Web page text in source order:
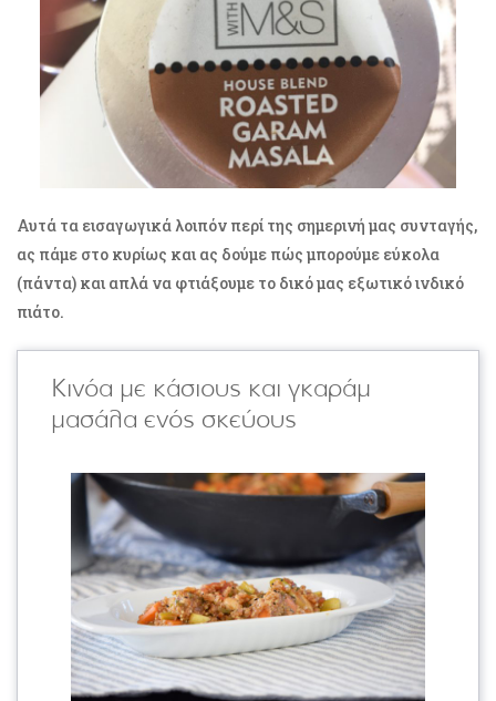
Αυτά τα εισαγωγικά λοιπόν περί της σημερινή μας συνταγής,
ας πάμε στο κυρίως και ας δούμε πώς μπορούμε εύκολα
(πάντα) και απλά να φτιάξουμε το δικό μας εξωτικό ινδικό
πιάτο.
Κινόα με κάσιους και γκαράμ
μασάλα ενός σκεύους